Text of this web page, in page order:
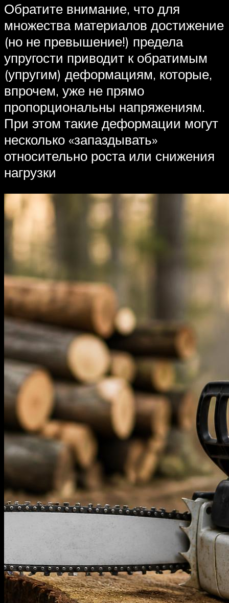
Обратите внимание, что для
множества материалов достижение
(но не превышение!) предела
упругости приводит к обратимым
(упругим) деформациям, которые,
впрочем, уже не прямо
пропорциональны напряжениям.
При этом такие деформации могут
несколько «запаздывать»
относительно роста или снижения
нагрузки